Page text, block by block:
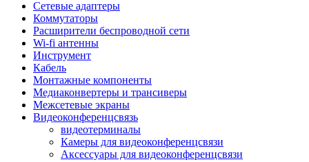
Степлеры строительные
Пистолеты клеевые
Наборы бит и сверел
Инструмент многофункциональный
Круги, диски, фрезы
Аксессуары для электро и
пневмоинструмента
Аккумуляторы для инструмента
Сетевые адаптеры
Коммутаторы
Расширители беспроводной сети
Wi-fi антенны
Инструмент
Кабель
Монтажные компоненты
Медиаконвертеры и трансиверы
Межсетевые экраны
Видеоконференцсвязь
видеотерминалы
Камеры для видеоконференцсвязи
Аксессуары для видеоконференцсвязи